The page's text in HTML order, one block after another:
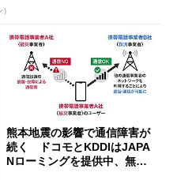
熊本地震の影響で通信障害が
続く ドコモとKDDIはJAPA
Nローミングを提供中、無料